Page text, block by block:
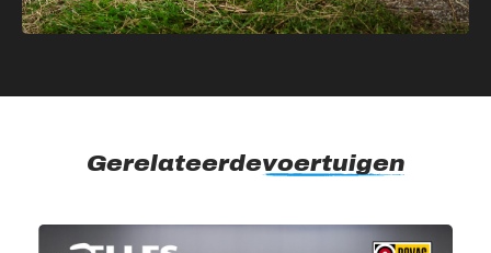
Gerelateerdevoertuigen